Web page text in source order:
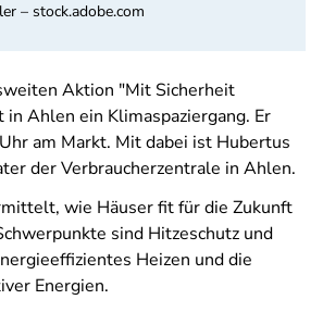
– stock.adobe.com
Aktion "Mit Sicherheit
Ahlen ein Klimaspaziergang. Er
am Markt. Mit dabei ist Hubertus
der Verbraucherzentrale in Ahlen.
wie Häuser fit für die Zukunft
sind Hitzeschutz und
Heizen und die
Energien.